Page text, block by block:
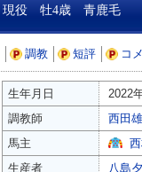
現役 牡4歳 青鹿毛
調教 短評 コ
生年月日
2022
調教師
西田
馬主
生産者
八島